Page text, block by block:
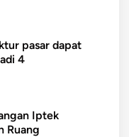
pasar dapat
4
Iptek
Ruang